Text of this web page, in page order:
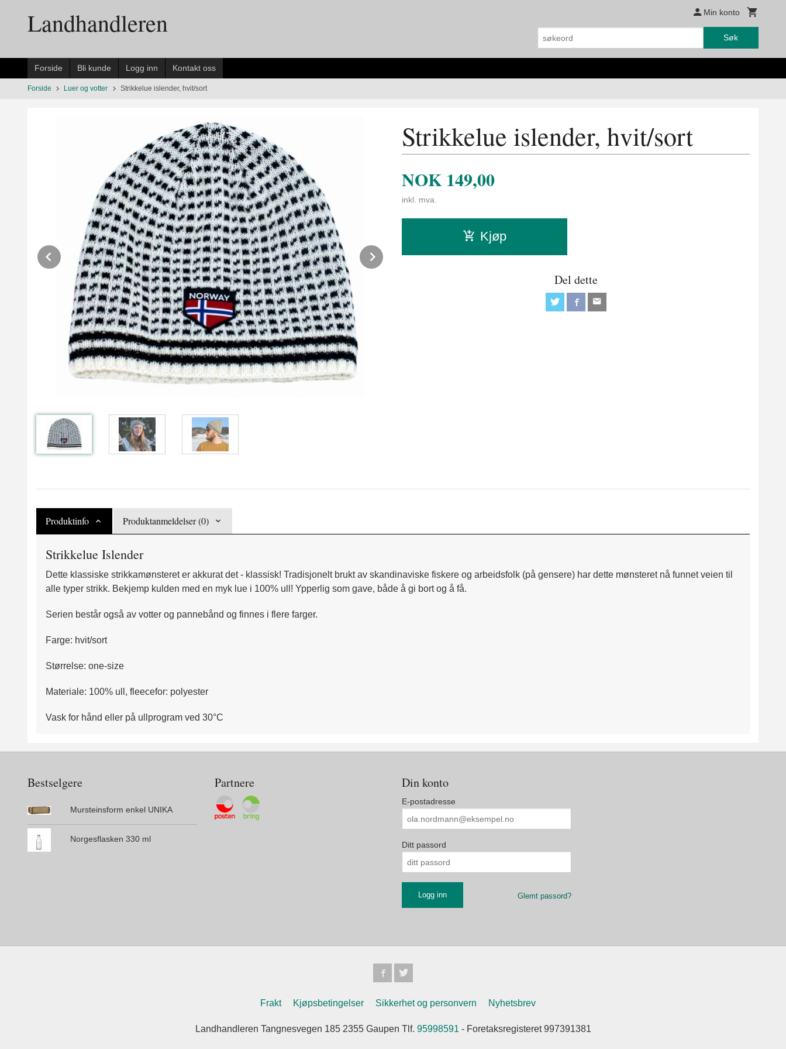
innholdetLandhandleren Min konto
Søk
Forside Bli kunde Logg inn Kontakt oss
Forside Luer og votter Strikkelue islender, hvit/sort
Prev Next
Strikkelue islender, hvit/sort
NOK 149,00
inkl. mva.
Kjøp
Del dette
Produktinfo Produktanmeldelser (0)
Strikkelue Islender
Dette klassiske strikkamønsteret er akkurat det - klassisk! Tradisjonelt brukt av skandinaviske fiskere og arbeidsfolk (på gensere) har dette mønsteret nå funnet veien til
alle typer strikk. Bekjemp kulden med en myk lue i 100% ull! Ypperlig som gave, både å gi bort og å få.
Serien består også av votter og pannebånd og finnes i flere farger.
Farge: hvit/sort
Størrelse: one-size
Materiale: 100% ull, fleecefor: polyester
Vask for hånd eller på ullprogram ved 30°C
Bestselgere
Mursteinsform enkel UNIKA
Norgesflasken 330 ml
Partnere Din konto
E-postadresse
Ditt passord
Glemt passord?
Frakt Kjøpsbetingelser Sikkerhet og personvern Nyhetsbrev
Landhandleren Tangnesvegen 185 2355 Gaupen Tlf. 95998591 - Foretaksregisteret 997391381